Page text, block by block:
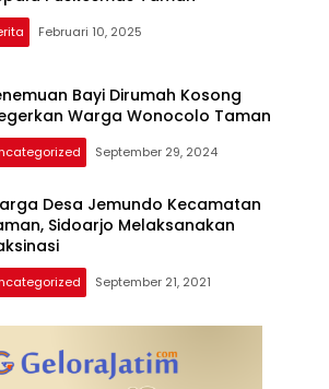
Februari 10, 2025
Bayi Dirumah Kosong
Warga Wonocolo Taman
September 29, 2024
Desa Jemundo Kecamatan
Sidoarjo Melaksanakan
September 21, 2021